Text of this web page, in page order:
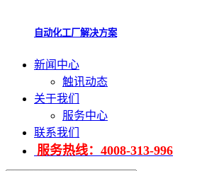
自动化工厂解决方案
新闻中心
触讯动态
关于我们
服务中心
联系我们
服务热线：4008-313-996